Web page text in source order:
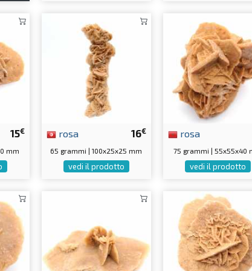
15€
mm
16€
rosa
65 grammi | 100x25x25 mm
vedi il prodotto
rosa
75 grammi | 55x55x40
vedi il prodotto